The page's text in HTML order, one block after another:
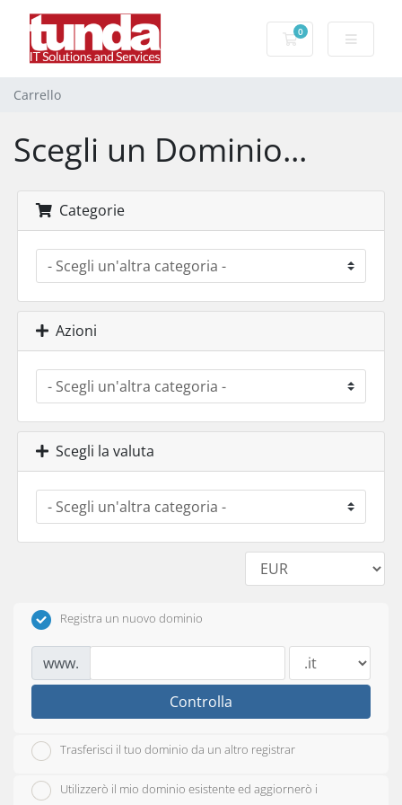
0
Carrello
Carrello
Scegli un Dominio...
Categorie
Azioni
Scegli la valuta
Registra un nuovo dominio
www.
Controlla
Trasferisci il tuo dominio da un altro registrar
Utilizzerò il mio dominio esistente ed aggiornerò i